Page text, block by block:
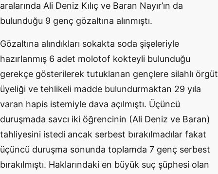
aralarında Ali Deniz Kılıç ve Baran Nayır’ın da
bulunduğu 9 genç gözaltına alınmıştı.
Gözaltına alındıkları sokakta soda şişeleriyle
hazırlanmış 6 adet molotof kokteyli bulunduğu
gerekçe gösterilerek tutuklanan gençlere silahlı örgüt
üyeliği ve tehlikeli madde bulundurmaktan 29 yıla
varan hapis istemiyle dava açılmıştı. Üçüncü
duruşmada savcı iki öğrencinin (Ali Deniz ve Baran)
tahliyesini istedi ancak serbest bırakılmadılar fakat
üçüncü duruşma sonunda toplamda 7 genç serbest
bırakılmıştı. Haklarındaki en büyük suç şüphesi olan